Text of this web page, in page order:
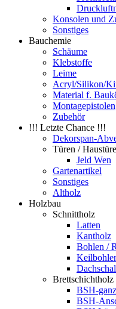
Konsolen und
Sonstiges
Bauchemie
Schäume
Klebstoffe
Leime
Acryl/Silikon/
Material f.
Montagepistolen
Zubehör
!!! Letzte Chance !!!
Dekorspan-
Türen /
Jeld Wen
Gartenartikel
Sonstiges
Altholz
Holzbau
Schnittholz
Latten
Kantholz
Bohlen /
Brettschichtholz
BSH-
BSH-